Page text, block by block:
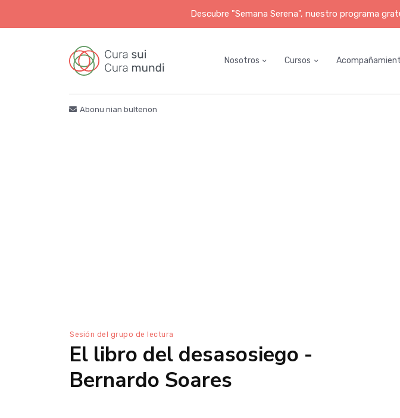
Descubre "Semana Serena", nuestro programa
Nosotros Cursos
Abonu nian bultenon
Sesión del grupo de lectura
El libro del desasosiego -
Bernardo Soares